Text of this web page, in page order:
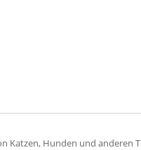
Katzen, Hunden und anderen